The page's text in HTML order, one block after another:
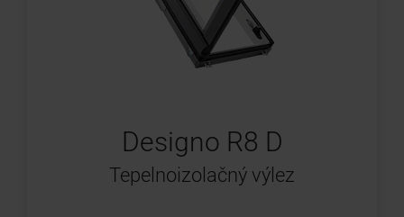
Designo R8 D
Tepelnoizolačný výlez